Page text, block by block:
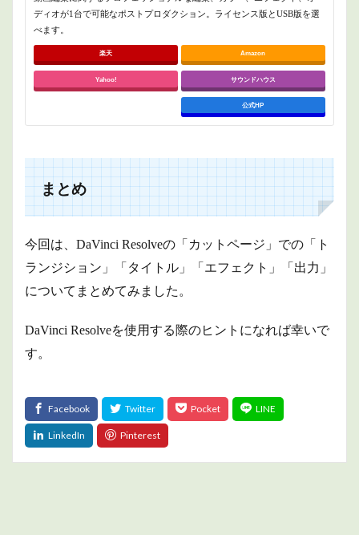
ディオが1台で可能なポストプロダクション。ライセンス版とUSB版を選
べます。
楽天 Amazon
Yahoo! サウンドハウス
公式HP
まとめ
今回は、DaVinci Resolveの「カットページ」での「ト
ランジション」「タイトル」「エフェクト」「出力」
についてまとめてみました。
DaVinci Resolveを使用する際のヒントになれば幸いで
す。